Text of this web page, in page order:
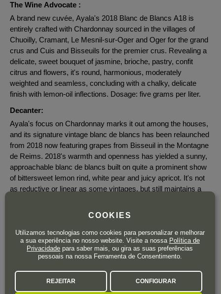
The Wine Advocate :
A brand new cuvée, Ayala's 2018 Blanc de Blancs A18 is
entirely crafted with Chardonnay sourced in the villages of
Chuoilly, Cramant, Le Mesnil-sur-Oger and Oger for the grand
crus and Cuis and Bisseuils for the premier crus. Revealing a
delicate, sweet bouquet of jasmine, brioche, pastry, confit
citrus and flowers, it's round, harmonious, moderately
weighted and seamless, concluding with a chalky, delicate
finish with lemon-oil inflections. Dosage: five grams per liter.
Decanter:
Ayala's focus on Chardonnay marks it out among the houses,
and its signature vintage blanc de blancs has been relaunched
from 2018 now featuring grapes from Bisseuil in the Montagne
de Reims. 2018's warmth and openness has yielded a sunny,
approachable blanc de blancs built on quite a prominent show
of bittersweet lemon rind, white pear and juicy apricot. It's not
as reductive or linear as some vintages, but still maintains a
Cramant, Le Mesnil-sur-Oger, Oger, Bisseuil and Cuis, vinified
COOKIES
Utilizamos tecnologias como cookies para personalizar e melhorar
a sua experiência no nosso website. Visite a nossa Política de
Privacidade para saber mais, ou gira as suas preferências
pessoais na nossa Ferramenta de Consentimento.
REJEITAR CONFIGURAR